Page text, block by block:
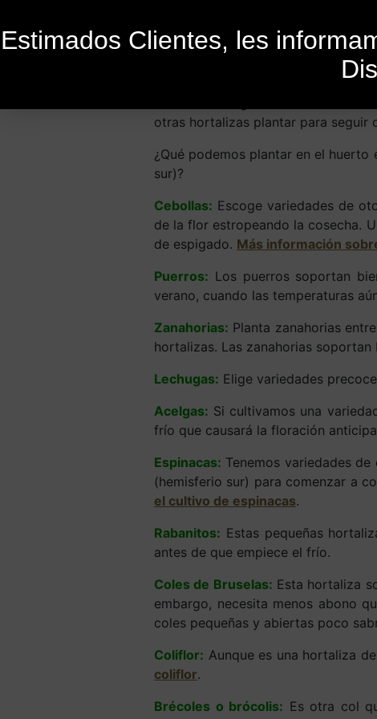
Estimados Clientes, les
28 de diciembre de 2015
otras hortalizas plantar para seguir
¿Qué podemos plantar en el
sur)?
Cebollas: Escoge variedades de
de la flor estropeando la cosecha.
de espigado. Más información
Puerros: Los puerros soportan
verano, cuando las temperaturas
Zanahorias: Planta zanahorias
hortalizas. Las zanahorias
Lechugas: Elige variedades
Acelgas: Si cultivamos una
frío que causará la floración
Espinacas: Tenemos variedades
(hemisferio sur) para comenzar a
el cultivo de espinacas.
Rabanitos: Estas pequeñas
antes de que empiece el frío.
Coles de Bruselas: Esta hortaliza
embargo, necesita menos abono
coles pequeñas y abiertas poco
Coliflor: Aunque es una hortaliza
coliflor.
Brécoles o brócolis: Es otra col